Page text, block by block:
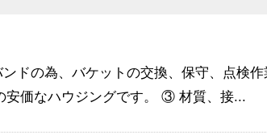
ドの為、バケットの交換、保守、点検
安価なハウジングです。 ③ 材質、接...